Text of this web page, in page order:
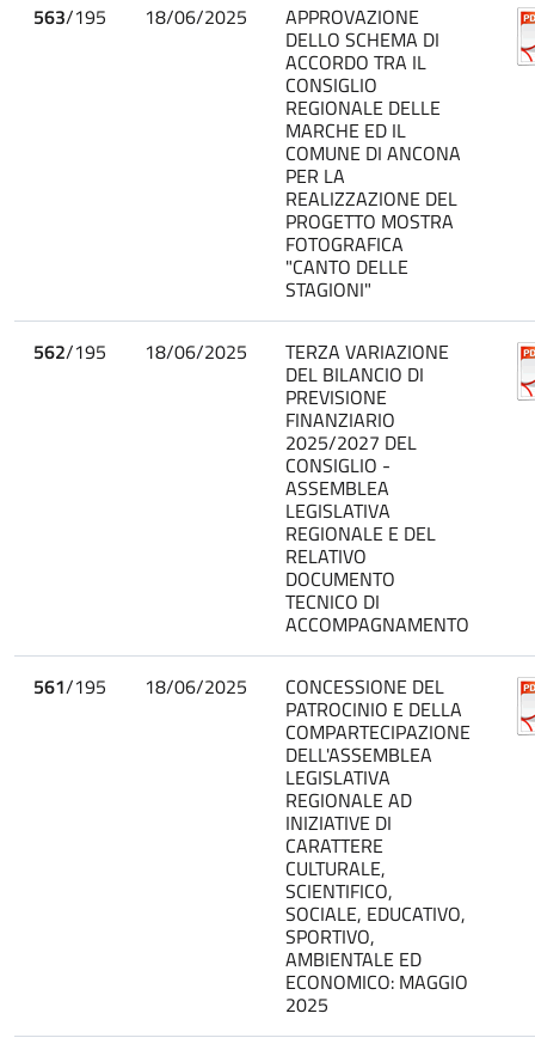
563/195 18/06/2025 APPROVAZIONE
DELLO SCHEMA DI
ACCORDO TRA IL
CONSIGLIO
REGIONALE DELLE
MARCHE ED IL
COMUNE DI ANCONA
PER LA
REALIZZAZIONE DEL
PROGETTO MOSTRA
FOTOGRAFICA
"CANTO DELLE
STAGIONI"
562/195 18/06/2025 TERZA VARIAZIONE
DEL BILANCIO DI
PREVISIONE
FINANZIARIO
2025/2027 DEL
CONSIGLIO -
ASSEMBLEA
LEGISLATIVA
REGIONALE E DEL
RELATIVO
DOCUMENTO
TECNICO DI
ACCOMPAGNAMENTO
561/195 18/06/2025 CONCESSIONE DEL
PATROCINIO E DELLA
COMPARTECIPAZIONE
DELL'ASSEMBLEA
LEGISLATIVA
REGIONALE AD
INIZIATIVE DI
CARATTERE
CULTURALE,
SCIENTIFICO,
SOCIALE, EDUCATIVO,
SPORTIVO,
AMBIENTALE ED
ECONOMICO: MAGGIO
2025